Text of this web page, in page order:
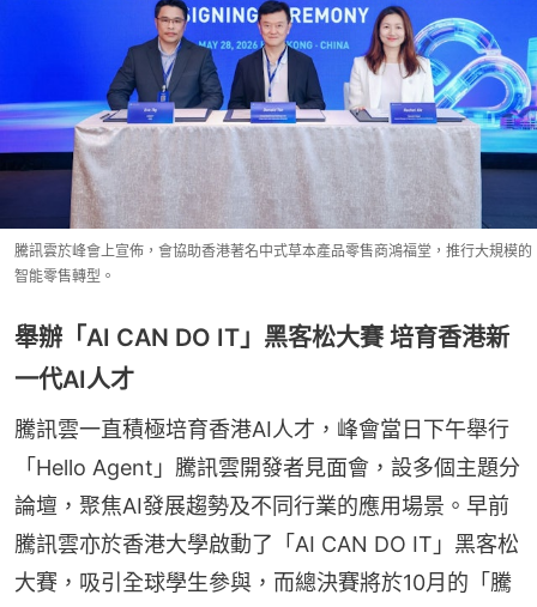
騰訊雲於峰會上宣佈，會協助香港著名中式草本產品零售商鴻福堂，推行大規模的
智能零售轉型。
舉辦「AI CAN DO IT」黑客松大賽 培育香港新
一代AI人才
騰訊雲一直積極培育香港AI人才，峰會當日下午舉行
「Hello Agent」騰訊雲開發者見面會，設多個主題分
論壇，聚焦AI發展趨勢及不同行業的應用場景。早前
騰訊雲亦於香港大學啟動了「AI CAN DO IT」黑客松
大賽，吸引全球學生參與，而總決賽將於10月的「騰